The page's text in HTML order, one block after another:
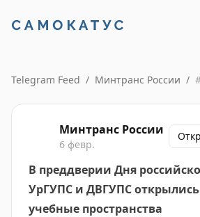
Telegram Feed / Минтранс России /
Минтранс России
6 февр.
В преддверии Дня
УрГУПС и ДВГУПС
учебные пространства